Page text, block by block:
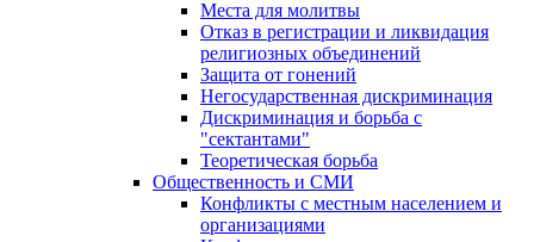
Места для молитвы
Отказ в регистрации и ликвидация
религиозных объединений
Защита от гонений
Негосударственная дискриминация
Дискриминация и борьба с
"сектантами"
Теоретическая борьба
Общественность и СМИ
Конфликты с местным населением и
организациями